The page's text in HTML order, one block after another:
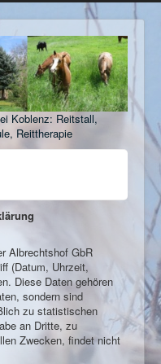
Koblenz: Reitstall,
Reittherapie
Albrechtshof GbR
(Datum, Uhrzeit,
Diese Daten gehören
sondern sind
zu statistischen
an Dritte, zu
Zwecken, findet nicht